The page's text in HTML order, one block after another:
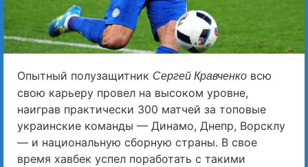
Опытный полузащитник Сергей Кравченко всю
свою карьеру провел на высоком уровне,
наиграв практически 300 матчей за топовые
украинские команды — Динамо, Днепр, Ворсклу
— и национальную сборную страны. В свое
время хавбек успел поработать с такими